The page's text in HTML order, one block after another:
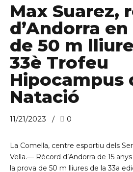
Max Suarez,
d’Andorra
de 50 m
33è Trofeu
Hipocampus
Natació
11/21/2023 0
La Comella, centre esportiu dels
Vella.— Rècord d’Andorra de 15
la prova de 50 m lliures de la 33a